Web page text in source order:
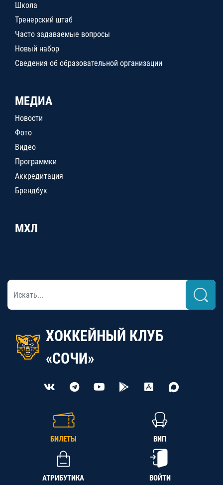
Школа
Тренерский штаб
Часто задаваемые вопросы
Новый набор
Сведения об образовательной организации
МЕДИА
Новости
Фото
Видео
Программки
Аккредитация
Брендбук
МХЛ
ХОККЕЙНЫЙ КЛУБ
«СОЧИ»
БИЛЕТЫ ВИП
АТРИБУТИКА ВОЙТИ